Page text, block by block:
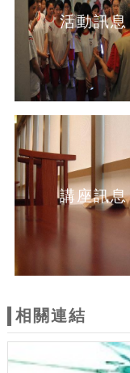
活動訊息
講座訊息
相關連結